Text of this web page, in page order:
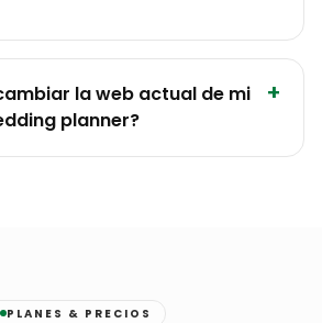
la web actual de mi
planner?
+
PLANES & PRECIOS